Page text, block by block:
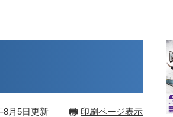
8月5日更新 印刷ページ表示